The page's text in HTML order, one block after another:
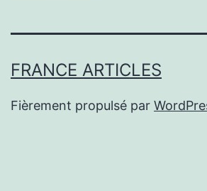
FRANCE ARTICLES
Fièrement propulsé par